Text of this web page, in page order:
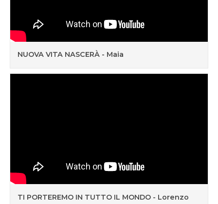
NUOVA VITA NASCERÀ - Maia
TI PORTEREMO IN TUTTO IL MONDO - Lorenzo